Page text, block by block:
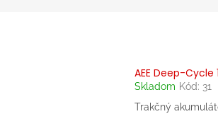
AEE Deep-Cycle
Skladom Kód: 31
Trakčný